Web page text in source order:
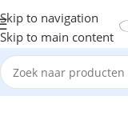
Skip to navigation
Skip to main content
Home/TV & Media/TV